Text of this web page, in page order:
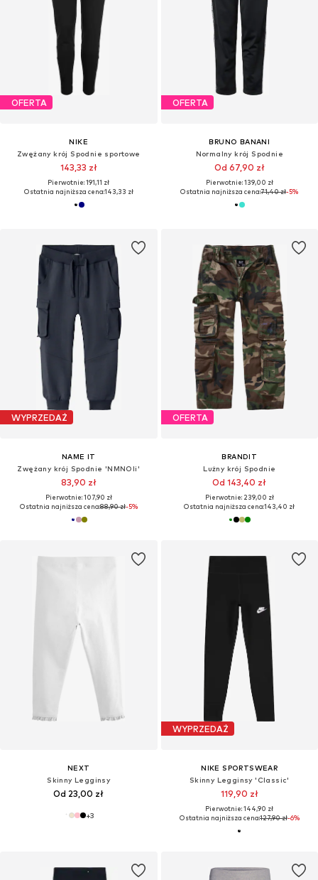
OFERTA
NIKE
Zwężany krój Spodnie sportowe
143,33 zł
Pierwotnie: 191,11 zł
Ostatnia najniższa cena:143,33 zł
OFERTA
BRUNO BANANI
Normalny krój Spodnie
Od 67,90 zł
Pierwotnie: 139,00 zł
Ostatnia najniższa cena:71,40 zł-5%
WYPRZEDAŻ
NAME IT
Zwężany krój Spodnie 'NMNOli'
83,90 zł
Pierwotnie: 107,90 zł
Ostatnia najniższa cena:88,90 zł-5%
OFERTA
BRANDIT
Lużny krój Spodnie
Od 143,40 zł
Pierwotnie: 239,00 zł
Ostatnia najniższa cena:143,40 zł
NEXT
Skinny Legginsy
Od 23,00 zł
+3
WYPRZEDAŻ
NIKE SPORTSWEAR
Skinny Legginsy 'Classic'
119,90 zł
Pierwotnie: 144,90 zł
Ostatnia najniższa cena:127,90 zł-6%